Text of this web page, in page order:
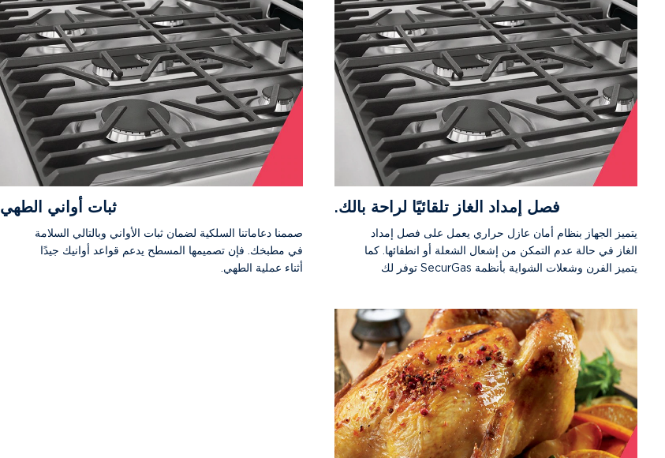
فصل إمداد الغاز تلقائيًا لراحة بالك.
يتميز الجهاز بنظام أمان عازل حراري يعمل على فصل إمداد
الغاز في حالة عدم التمكن من إشعال الشعلة أو انطفائها. كما
يتميز الفرن وشعلات الشواية بأنظمة SecurGas توفر لك
ثبات أواني الطهي
صممنا دعاماتنا السلكية لضمان ثبات الأواني وبالتالي السلامة
في مطبخك. فإن تصميمها المسطح يدعم قواعد أوانيك جيدًا
أثناء عملية الطهي.